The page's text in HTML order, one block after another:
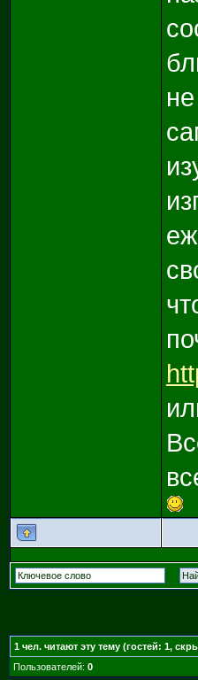
1чел. читают эту тему (гостей: 1,
Пользователей: 0